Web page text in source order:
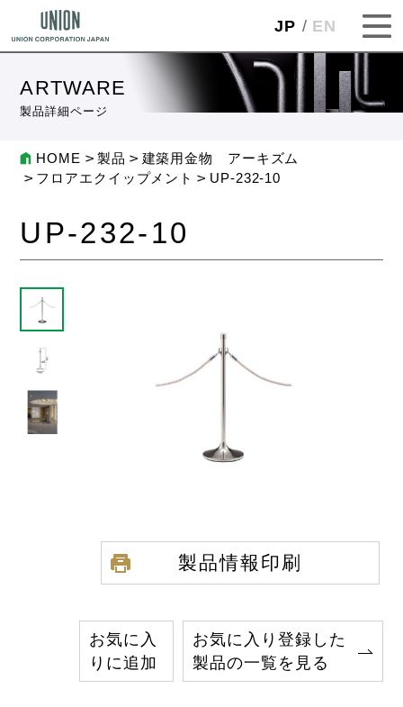
JP EN
ARTWARE
製品詳細ページ
HOME 製品
建築用金物 アーキズム
フロアエクイップメント
UP-232-10
UP-232-10
製品情報印刷
お気に入
りに追加
お気に入り登録した
製品の一覧を見る